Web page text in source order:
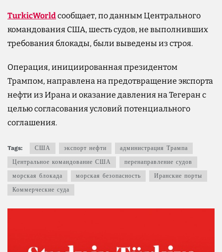
TurkicWorldсообщает, по данным Центрального
командования США, шесть судов, не выполнивших
требования блокады, были выведены из строя.
Операция, инициированная президентом
Трампом, направлена на предотвращение экспорта
нефти из Ирана и оказание давления на Тегеран с
целью согласования условий потенциального
соглашения.
Tags: США экспорт нефти
администрация Трампа
Центральное командование США
перенаправление судов
морская блокада
морская безопасность
Иранские порты
Коммерческие суда